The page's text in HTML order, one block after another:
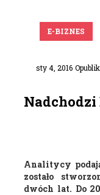
E-BIZNES
sty 4, 2016
Nadchodzi
Analitycy
zostało
dwóch lat. Do